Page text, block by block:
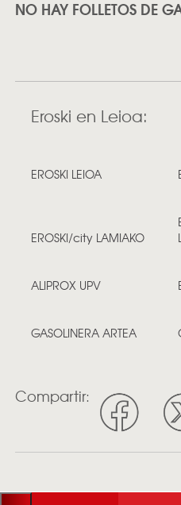
NO HAY FOLLETOS DE
Eroski en Leioa:
EROSKI LEIOA
EROSKI/city LAMIAKO
ALIPROX UPV
GASOLINERA ARTEA
Compartir: